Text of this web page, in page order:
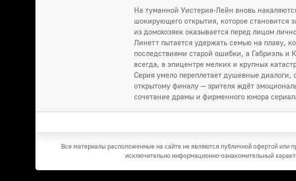
На туманной Уистерия-Лейн вновь
шокирующего открытия, которое
из домохозяек оказывается перед лицом
Линетт пытается удержать семью на плаву,
последствиями старой ошибки, а Габриэль и
всегда, в эпицентре мелких и крупных
Серия умело переплетает душевные
открытому финалу — зрителя ждёт
сочетание драмы и фирменного юмора
Все материалы расположенные на сайте не являются публичной офертой
исключительно информационно-ознакомительный